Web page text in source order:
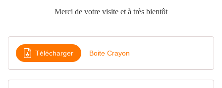
Merci de votre visite et à très bientôt
Télécharger Boite Crayon